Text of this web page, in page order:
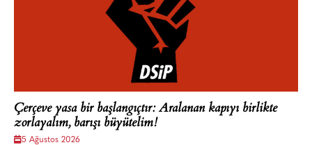
Çerçeve yasa bir başlangıçtır: Aralanan kapıyı birlikte
zorlayalım, barışı büyütelim!
5 Ağustos 2026